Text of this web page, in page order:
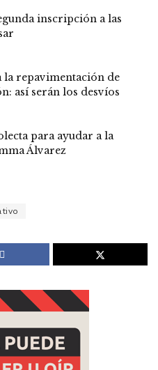
inscripción a las
la repavimentación de
así serán los desvíos
para ayudar a la
Álvarez